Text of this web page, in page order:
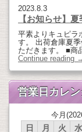
2023.8.3
【お知らせ】
平素よりキュピラ
す。 出荷倉庫夏
ただきます。 ■商
Continue reading
営業日カレ
今月
日 月 火 水